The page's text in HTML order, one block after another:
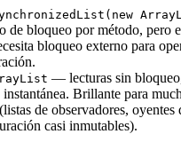
bloqueo por método, pero
bloqueo externo para
— lecturas sin
instantánea. Brillante para
de observadores, oyentes
casi inmutables).